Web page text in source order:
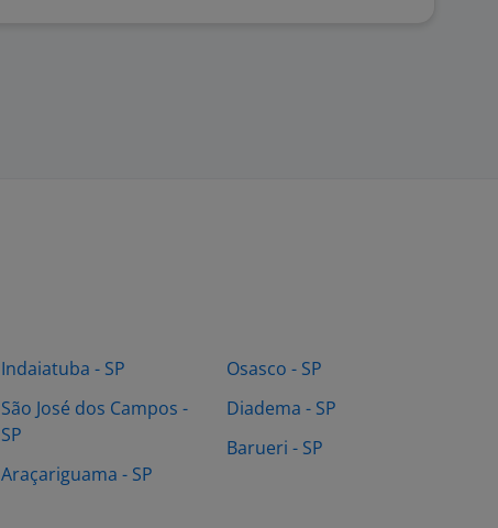
Indaiatuba - SP
São José dos Campos -
SP
Araçariguama - SP
Osasco - SP
Diadema - SP
Barueri - SP